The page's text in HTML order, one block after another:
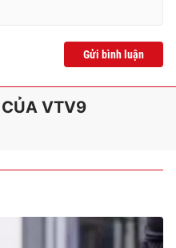
Gửi bình luận
VTV9